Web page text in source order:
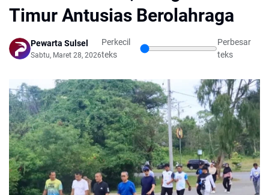
Timur Antusias Berolahraga
Pewarta Sulsel
Sabtu, Maret 28, 2026
Perkecil
teks
Perbesar
teks